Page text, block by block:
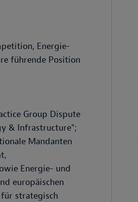
Energie-
führende Position
Group Dispute
& Infrastructure";
Mandanten
Energie- und
europäischen
strategisch